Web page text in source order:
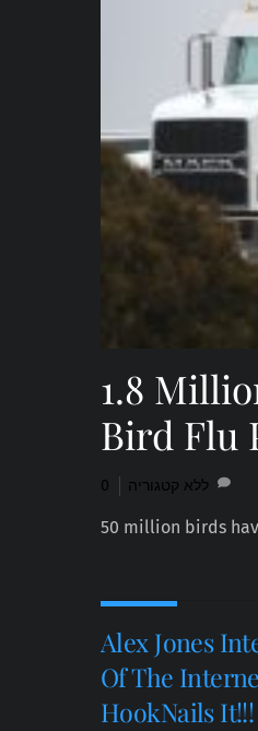
1.8
Bird Flu
ללא קטגוריה 0
50 million birds
Alex Jones
Of The
HookNails It!!!